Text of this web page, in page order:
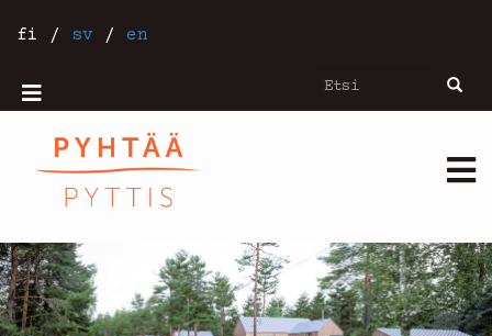
pääsisältöön
fi / sv / en
Etsi Etsi
Mobiilivalikko